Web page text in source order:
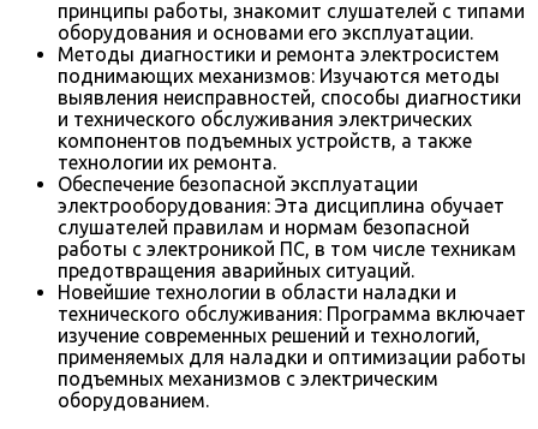
принципы работы, знакомит слушателей с типами
оборудования и основами его эксплуатации.
Методы диагностики и ремонта электросистем
поднимающих механизмов: Изучаются методы
выявления неисправностей, способы диагностики
и технического обслуживания электрических
компонентов подъемных устройств, а также
технологии их ремонта.
Обеспечение безопасной эксплуатации
электрооборудования: Эта дисциплина обучает
слушателей правилам и нормам безопасной
работы с электроникой ПС, в том числе техникам
предотвращения аварийных ситуаций.
Новейшие технологии в области наладки и
технического обслуживания: Программа включает
изучение современных решений и технологий,
применяемых для наладки и оптимизации работы
подъемных механизмов с электрическим
оборудованием.